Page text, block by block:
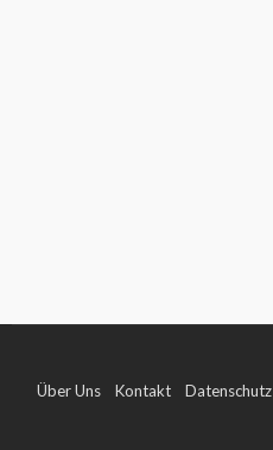
Über Uns Kontakt Datenschutz